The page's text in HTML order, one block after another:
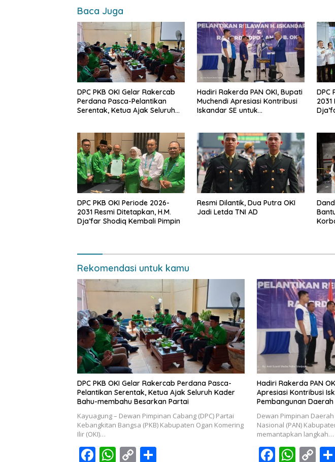
k p
Baca Juga
DPC PKB OKI Gelar Rakercab
Perdana Pasca-Pelantikan
Serentak, Ketua Ajak Seluruh
Hadiri Rakerda PAN OKI, Bupati
Muchendi Apresiasi Kontribusi
Iskandar SE untuk
DPC
2031
DPC PKB OKI Periode 2026-
2031 Resmi Ditetapkan, H.M.
Dja’far Shodiq Kembali Pimpin
Resmi Dilantik, Dua Putra OKI
Jadi Letda TNI AD
Rekomendasi untuk kamu
DPC PKB OKI Gelar Rakercab Perdana Pasca-
Pelantikan Serentak, Ketua Ajak Seluruh Kader
Bahu-membahu Besarkan Partai
Kayuagung – Dewan Pimpinan Cabang (DPC) Partai
Kebangkitan Bangsa (PKB) Kabupaten Ogan Komering
Ilir (OKI)…
F W C
Hadiri Rakerda PAN
Apresiasi Kontribusi
Pembangunan Daerah
Dewan Pimpinan
Nasional (PAN)
memantapkan langkah…
F W C